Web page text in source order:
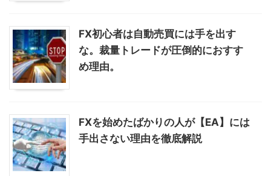
FX初心者は自動売買には手を出す
な。裁量トレードが圧倒的におすす
め理由。
FXを始めたばかりの人が【EA】には
手出さない理由を徹底解説